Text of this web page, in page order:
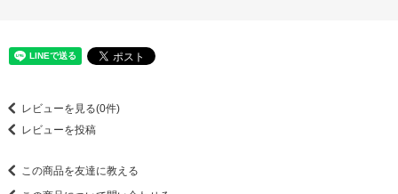
レビューを見る(0件)
レビューを投稿
この商品を友達に教える